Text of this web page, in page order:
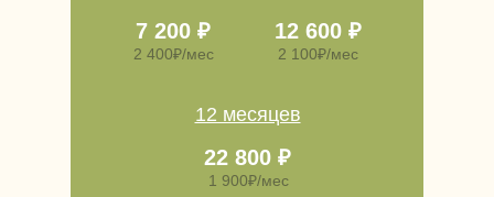
12 месяцев
2 400₽/мес 2 100₽/мес
1 900₽/мес
7 200 ₽ 12 600 ₽
22 800 ₽